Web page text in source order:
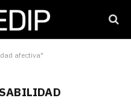
afectiva"